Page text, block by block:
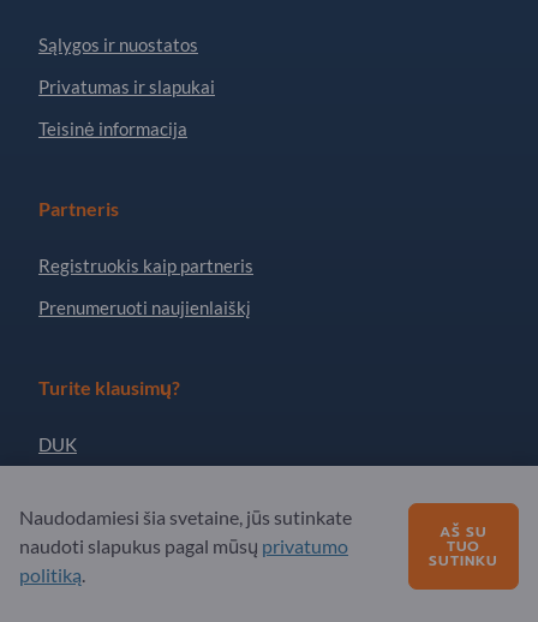
Sąlygos ir nuostatos
Privatumas ir slapukai
Teisinė informacija
Partneris
Registruokis kaip partneris
Prenumeruoti naujienlaiškį
Turite klausimų?
DUK
Apie mus
Žinutė „Exportpages“
Naudodamiesi šia svetaine, jūs sutinkate
naudoti slapukus pagal mūsų privatumo
politiką.
AŠ SU
TUO
SUTINKU